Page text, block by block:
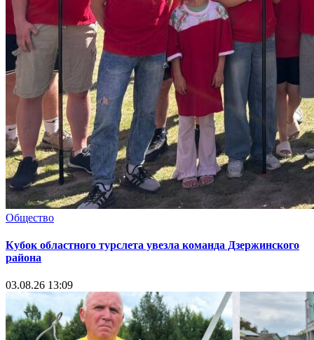
Общество
Кубок областного турслета увезла команда Дзержинского
района
03.08.26 13:09